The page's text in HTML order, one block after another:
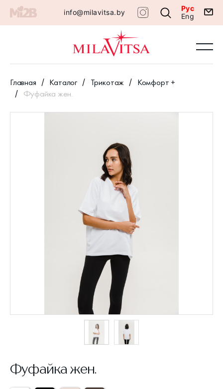
info@milavitsa.by
Рус
Eng
Главная Каталог Трикотаж
Комфорт +
Фуфайка жен.
Фуфайка жен.